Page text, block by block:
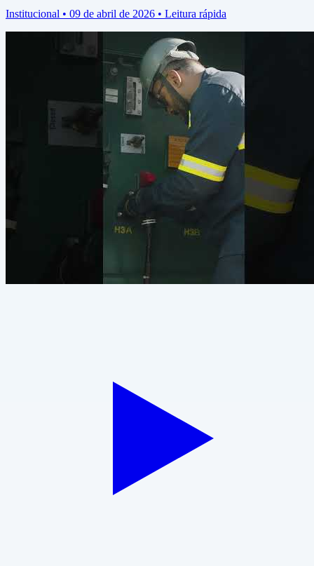
Institucional • 09 de abril de 2026 • Leitura rápida